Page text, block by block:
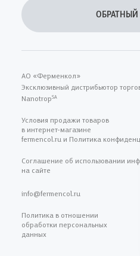
ОБРАТНЫЙ
АО «Ферменкол»
Эксклюзивный дистрибьютор
NanotropSA
Условия продажи товаров
в интернет-магазине
fermencol.ru и Политика
Соглашение об использовании
на сайте
info@fermencol.ru
Политика в отношении
обработки персональных
данных